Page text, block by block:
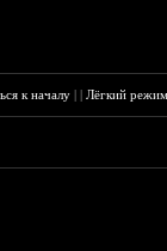
к началу ||Лёгкий